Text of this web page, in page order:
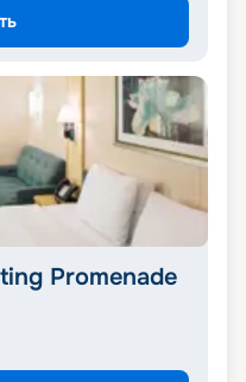
Promenade